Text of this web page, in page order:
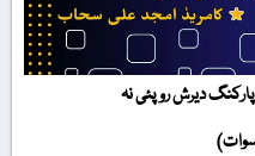
دیرش روپئی نہ
سوات)